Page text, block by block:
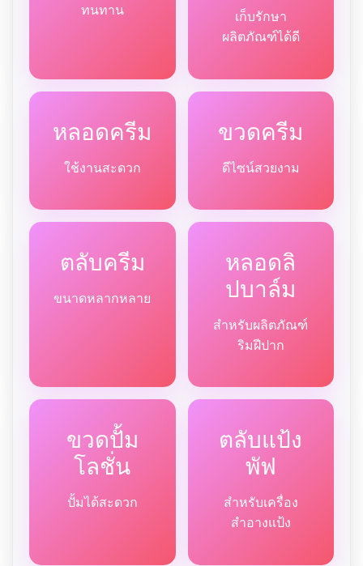
ทนทาน
เก็บรักษา
ผลิตภัณฑ์ได้ดี
หลอดครีม
ใช้งานสะดวก
ขวดครีม
ดีไซน์สวยงาม
ตลับครีม
ขนาดหลากหลาย
หลอดลิ
ปบาล์ม
สำหรับผลิตภัณฑ์
ริมฝีปาก
ขวดปั้ม
โลชั่น
ปั้มได้สะดวก
ตลับแป้ง
พัฟ
สำหรับเครื่อง
สำอางแป้ง